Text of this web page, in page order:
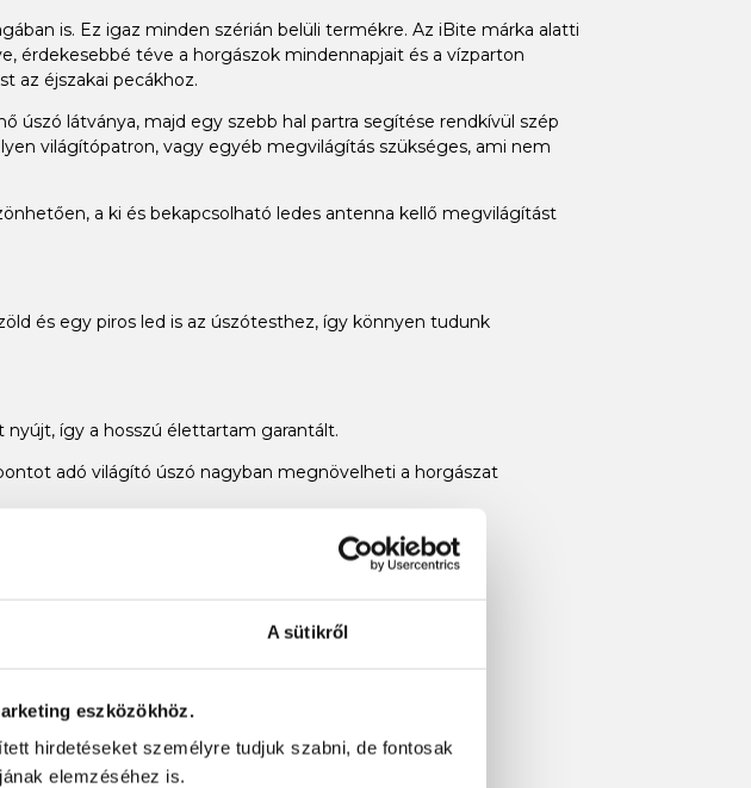
A sütikről
eszközökhöz.
hirdetéseket személyre tudjuk szabni, de fontosak
elemzéséhez is.
is. Ez igaz minden szérián belüli termékre. Az iBite márka alatti
érdekesebbé téve a horgászok mindennapjait és a vízparton
az éjszakai pecákhoz.
látványa, majd egy szebb hal partra segítése rendkívül szép
világítópatron, vagy egyéb megvilágítás szükséges, ami nem
a ki és bekapcsolható ledes antenna kellő megvilágítást
és egy piros led is az úszótesthez, így könnyen tudunk
nyújt, így a hosszú élettartam garantált.
adó világító úszó nagyban megnövelheti a horgászat